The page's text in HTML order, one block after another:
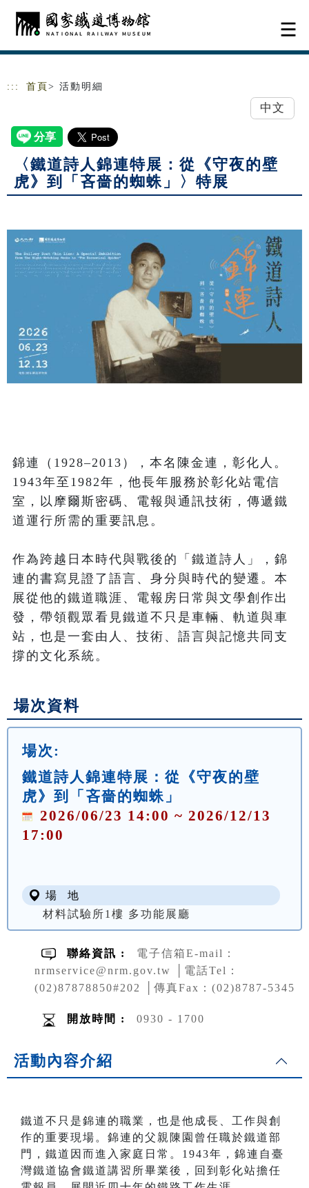
跳到主要內容
網站導覽
::: 首頁 > 活動明細
中文
〈鐵道詩人錦連特展：從《守夜的壁
虎》到「吝嗇的蜘蛛」〉特展
錦連（1928–2013），本名陳金連，彰化人。
1943年至1982年，他長年服務於彰化站電信
室，以摩爾斯密碼、電報與通訊技術，傳遞鐵
道運行所需的重要訊息。
作為跨越日本時代與戰後的「鐵道詩人」，錦
連的書寫見證了語言、身分與時代的變遷。本
展從他的鐵道職涯、電報房日常與文學創作出
發，帶領觀眾看見鐵道不只是車輛、軌道與車
站，也是一套由人、技術、語言與記憶共同支
撐的文化系統。
場次資料
場次:
鐵道詩人錦連特展：從《守夜的壁
虎》到「吝嗇的蜘蛛」
2026/06/23 14:00 ~ 2026/12/13
17:00
場 地
材料試驗所1樓 多功能展廳
聯絡資訊 :
電子信箱E-mail：
nrmservice@nrm.gov.tw │電話Tel：
(02)87878850#202 │傳真Fax：(02)8787-5345
開放時間 : 0930 - 1700
活動內容介紹
鐵道不只是錦連的職業，也是他成長、工作與創
作的重要現場。錦連的父親陳園曾任職於鐵道部
門，鐵道因而進入家庭日常。1943年，錦連自臺
灣鐵道協會鐵道講習所畢業後，回到彰化站擔任